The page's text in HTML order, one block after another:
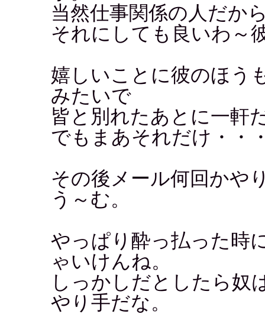
当然仕事関係の人だか
それにしても良いわ～
嬉しいことに彼のほう
みたいで
皆と別れたあとに一軒
でもまあそれだけ・・
その後メール何回かや
う～む。
やっぱり酔っ払った時
ゃいけんね。
しっかしだとしたら奴
やり手だな。